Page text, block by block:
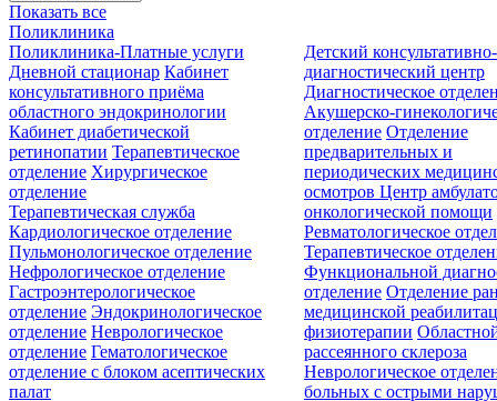
Показать все
Поликлиника
Поликлиника-Платные услуги
Дневной стационар Кабинет
консультативного приёма
областного эндокринологии
Кабинет диабетической
ретинопатии Терапевтическое
отделение Хирургическое
отделение
Детский консультативно-
диагностический центр
Диагностическое
Акушерско-
отделение Отделение
предварительных и
периодических
осмотровЦентр
онкологической помощи
Терапевтическая служба
Кардиологическое отделение
Пульмонологическое отделение
Нефрологическое отделение
Гастроэнтерологическое
отделение Эндокринологическое
отделение Неврологическое
отделение Гематологическое
отделение c блоком асептических
палат
Ревматологическое
Терапевтическое
Функциональной
отделение Отделение
медицинской
физиотерапии
рассеянного склероза
Неврологическое
больных с острыми